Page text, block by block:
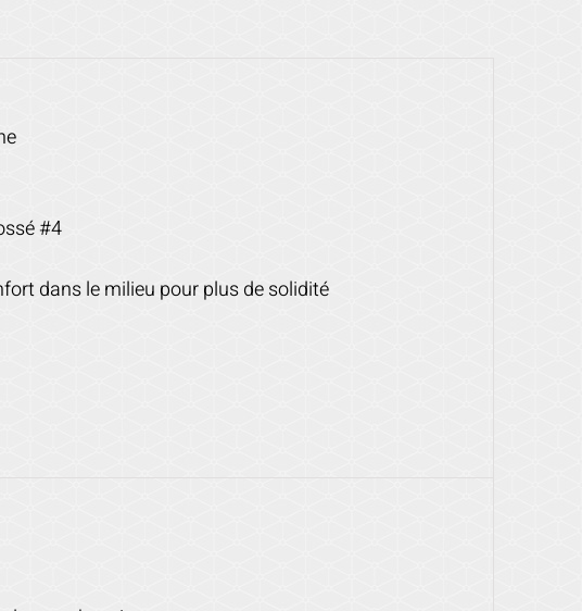
#4
dans le milieu pour plus de solidité